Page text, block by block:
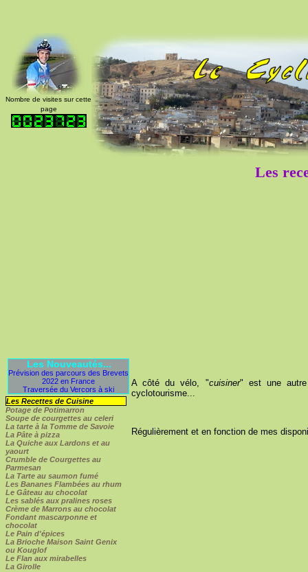
Nombre de visites sur cette
page
Les
Les Nouveautés...
Prévision des parcours des Brevets
2022 en France
Traversée du Vercors à ski
Les Recettes de Cuisine
Potage de Potimarron
Soupe de courgettes au celeri
La tarte à la Tomme de Savoie
La Pâte à pizza
La Quiche aux Lardons et au
yaourt
Crumble de Courgettes au
Parmesan
La Tarte au saumon fumé
Les Bananes Flambées au rhum
Le Gâteau au chocolat
Les sablés aux pralines roses
Crème de Marrons au chocolat
Fondant mascarponne et
chocolat
Le Pain d'épices
La Brioche Maison Saint Genix
ou Kouglof
Le Flan aux mirabelles
La Girolle
A côté du vélo, "cuisiner" est une
cyclotourisme...
Régulièrement et en fonction de mes